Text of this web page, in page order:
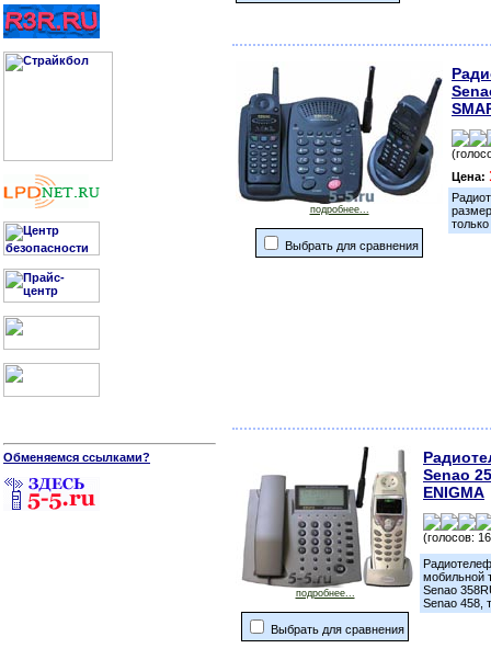
Обменяемся ссылками?
подробнее...
Выбрать для сравнения
Цена:
подробнее...
Выбрать для сравнения
Senao
ENIGMA
(голосов:
мобильной
Senao
Senao 458,